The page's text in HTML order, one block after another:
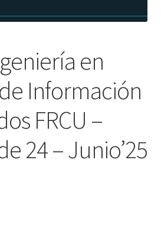
en
Información
FRCU –
24 – Junio’25